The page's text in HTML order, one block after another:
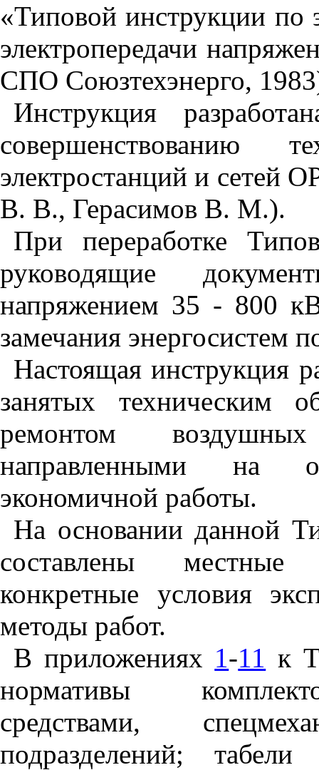
«Типовой инструкции по
электропередачи
СПО Союзтехэнерго,
Инструкция
совершенствованию
электростанций и сетей
В. В., Герасимов В. М.).
При переработке
руководящие
напряжением 35 - 800
замечания энергосистем
Настоящая инструкция
занятых техническим
ремонтом
направленными на
экономичной работы.
На основании данной
составлены местные
конкретные условия
методы работ.
В приложениях 1-11 к
нормативы
средствами,
подразделений; табели